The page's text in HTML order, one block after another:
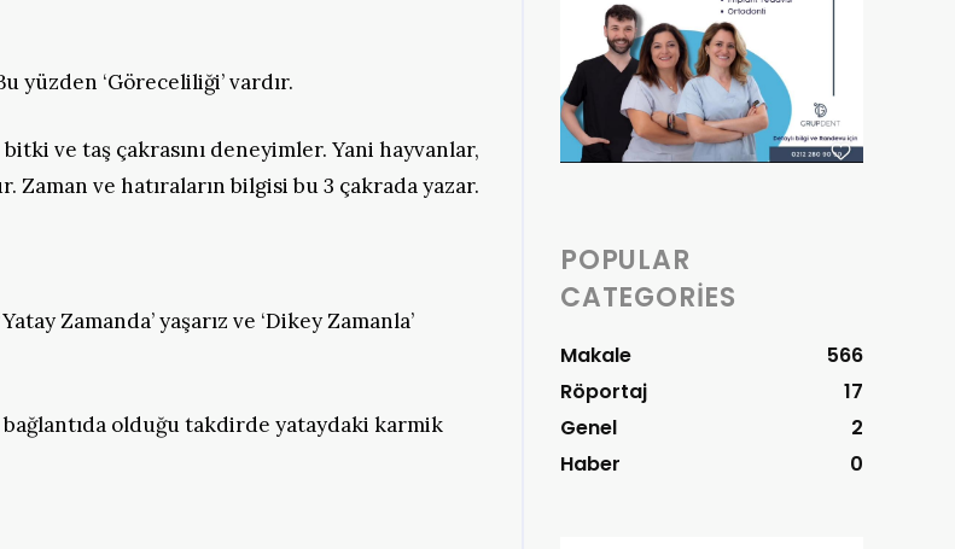
yüzden ‘Göreceliliği’ vardır.
ve taş çakrasını deneyimler. Yani hayvanlar,
Zaman ve hatıraların bilgisi bu 3 çakrada yazar.
Zamanda’ yaşarız ve ‘Dikey Zamanla’
olduğu takdirde yataydaki karmik
POPULAR
CATEGORIES
Makale
566
Röportaj
17
Genel
2
Haber
0